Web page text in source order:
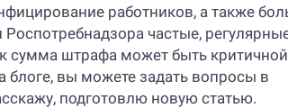
работников, а также
частые,
сумма штрафа может быть
блоге, вы можете задать вопросы в
подготовлю новую статью.